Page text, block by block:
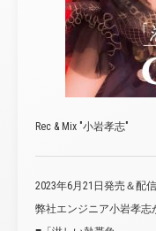
Rec & Mix "小岩孝志"
2023年6月21日発売＆配信
弊社エンジニア小岩孝志